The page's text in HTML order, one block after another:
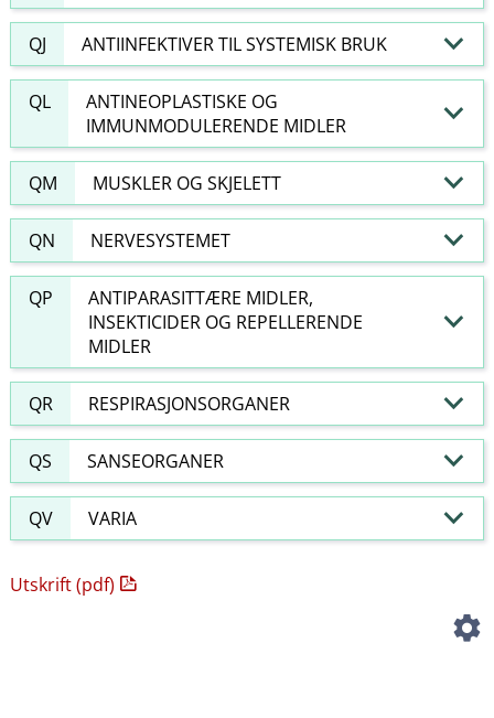
QJ ANTIINFEKTIVER TIL SYSTEMISK BRUK
QL
ANTINEOPLASTISKE OG
IMMUNMODULERENDE MIDLER
QM MUSKLER OG SKJELETT
QN NERVESYSTEMET
QP
ANTIPARASITTÆRE MIDLER,
INSEKTICIDER OG REPELLERENDE
MIDLER
QR RESPIRASJONSORGANER
QS SANSEORGANER
QV VARIA
Utskrift (pdf)